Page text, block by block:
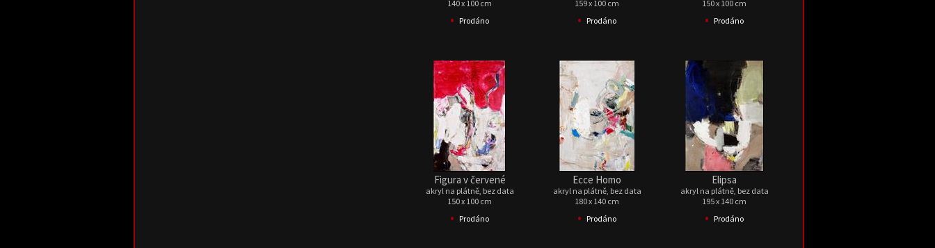
140 x 100 cm
• Prodáno
159 x 100 cm
• Prodáno
150 x 100 cm
• Prodáno
Figura v červené
akryl na plátně, bez data
150 x 100 cm
• Prodáno
Ecce Homo
akryl na plátně, bez data
180 x 140 cm
• Prodáno
Elipsa
akryl na plátně, bez data
195 x 140 cm
• Prodáno